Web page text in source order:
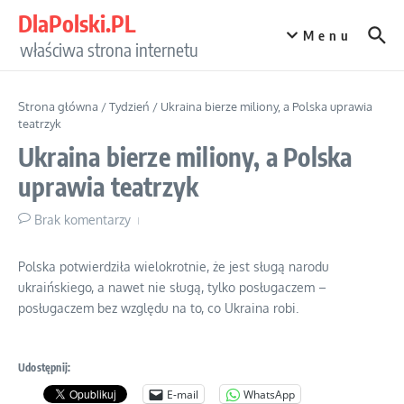
DlaPolski.PL
właściwa strona internetu
Menu
Strona główna /Tydzień / Ukraina bierze miliony, a Polska uprawia
teatrzyk
Ukraina bierze miliony, a Polska
uprawia teatrzyk
Brak komentarzy
Polska potwierdziła wielokrotnie, że jest sługą narodu
ukraińskiego, a nawet nie sługą, tylko posługaczem –
posługaczem bez względu na to, co Ukraina robi.
Udostępnij:
E-mail WhatsApp